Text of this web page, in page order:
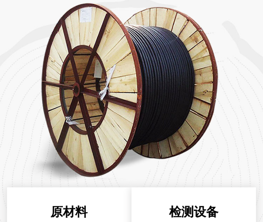
原材料 检测设备